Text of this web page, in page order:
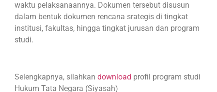
waktu pelaksanaannya. Dokumen tersebut disusun
dalam bentuk dokumen rencana srategis di tingkat
institusi, fakultas, hingga tingkat jurusan dan program
studi.
Selengkapnya, silahkan download profil program studi
Hukum Tata Negara (Siyasah)